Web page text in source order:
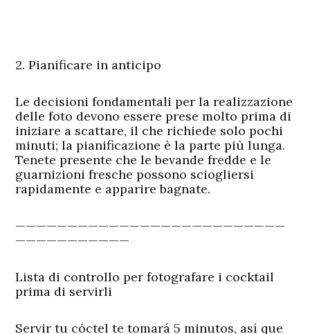
2. Pianificare in anticipo
Le decisioni fondamentali per la realizzazione
delle foto devono essere prese molto prima di
iniziare a scattare, il che richiede solo pochi
minuti; la pianificazione è la parte più lunga.
Tenete presente che le bevande fredde e le
guarnizioni fresche possono sciogliersi
rapidamente e apparire bagnate.
——————————————————————————
———————————
Lista di controllo per fotografare i cocktail
prima di servirli
Servir tu cóctel te tomará 5 minutos, así que